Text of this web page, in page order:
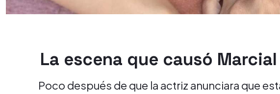
La escena que causó Marcial
Poco después de que la actriz anunciara que